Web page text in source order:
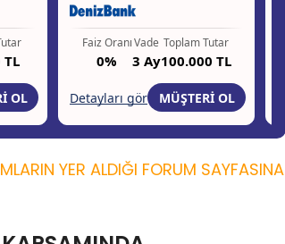
YER ALDIĞI FORUM SAYFASINA